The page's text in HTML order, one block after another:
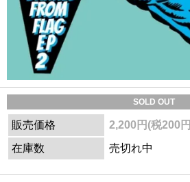
SOLD OUT
販売価格
2,200円(税200
在庫数
売切れ中